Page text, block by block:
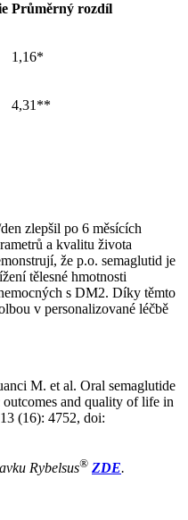
Průměrný rozdíl
1,16*
4,31**
zlepšil po 6 měsících
a kvalitu života
že p.o. semaglutid je
tělesné hmotnosti
s DM2. Díky těmto
v personalizované léčbě
M. et al. Oral semaglutide
and quality of life in
(16): 4752, doi:
Rybelsus® ZDE.